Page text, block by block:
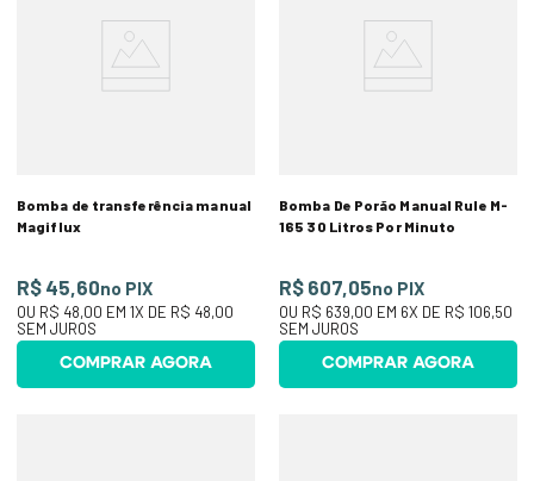
Bomba de transferência manual
Magiflux
R$ 45,60no PIX
OU R$ 48,00 EM 1X DE R$ 48,00
SEM JUROS
COMPRAR AGORA
Bomba De Porão Manual Rule M-
165 30 Litros Por Minuto
R$ 607,05no PIX
OU R$ 639,00 EM 6X DE R$ 106,50
SEM JUROS
COMPRAR AGORA